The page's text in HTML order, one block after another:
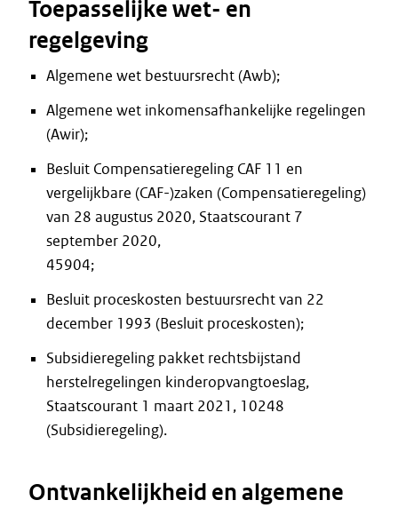
Toepasselijke wet- en
regelgeving
Algemene wet bestuursrecht (Awb);
Algemene wet inkomensafhankelijke regelingen
(Awir);
Besluit Compensatieregeling CAF 11 en
vergelijkbare (CAF-)zaken (Compensatieregeling)
van 28 augustus 2020, Staatscourant 7
september 2020,
45904;
Besluit proceskosten bestuursrecht van 22
december 1993 (Besluit proceskosten);
Subsidieregeling pakket rechtsbijstand
herstelregelingen kinderopvangtoeslag,
Staatscourant 1 maart 2021, 10248
(Subsidieregeling).
Ontvankelijkheid en algemene